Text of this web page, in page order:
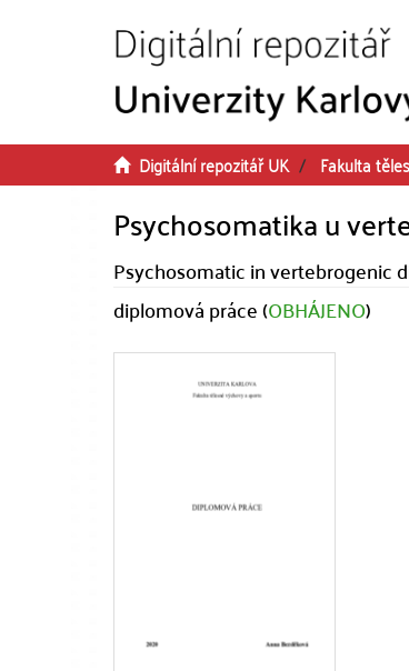
Digitální repozitář UK Fakulta
Psychosomatika u
Psychosomatic in vertebrogenic
diplomová práce (OBHÁJENO)